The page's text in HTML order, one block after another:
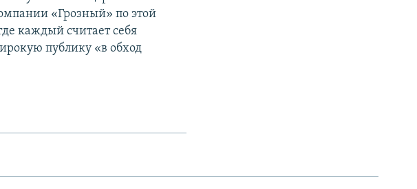
«Грозный» по этой
каждый считает себя
публику «в обход